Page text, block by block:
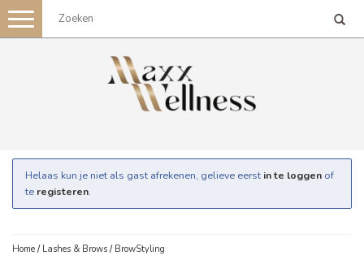
Toggle
navigation
Helaas kun je niet als gast afrekenen, gelieve eerst in te loggen of
te registeren.
Home / Lashes & Brows / BrowStyling